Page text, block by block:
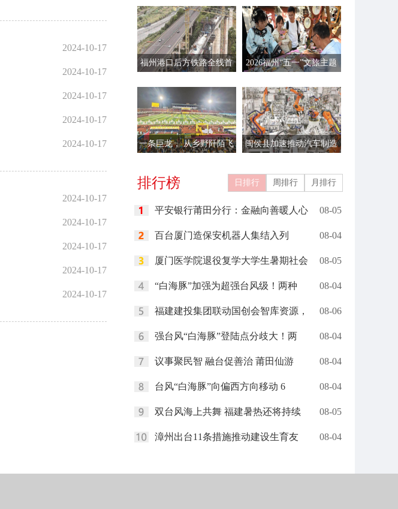
2024-10-17
2024-10-17
2024-10-17
2024-10-17
2024-10-17
2024-10-17
2024-10-17
2024-10-17
2024-10-17
2024-10-17
福州港口后方铁路全线首
2026福州“五一”文旅主题
一条巨龙， 从乡野阡陌飞
闽侯县加速推动汽车制造
排行榜 日排行 周排行 月排行
平安银行莆田分行：金融向善暖人心 08-05
百台厦门造保安机器人集结入列 08-04
厦门医学院退役复学大学生暑期社会 08-05
“白海豚”加强为超强台风级！两种 08-04
福建建投集团联动国创会智库资源， 08-06
强台风“白海豚”登陆点分歧大！两 08-04
议事聚民智 融台促善治 莆田仙游 08-04
台风“白海豚”向偏西方向移动 6 08-04
双台风海上共舞 福建暑热还将持续 08-05
漳州出台11条措施推动建设生育友 08-04